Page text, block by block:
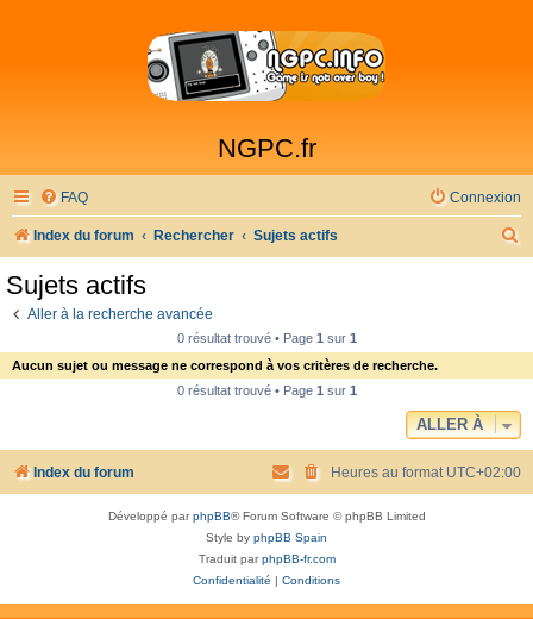
NGPC.fr
FAQ Connexion
Index du forum Rechercher Sujets actifs
h
Sujets actifs
Aller à la recherche avancée
0 résultat trouvé • Page 1sur 1
Aucun sujet ou message ne correspond à vos critères de recherche.
0 résultat trouvé • Page 1sur 1
ALLER À
Index du forum Heures au format UTC+02:00
Développé parphpBB® Forum Software © phpBB Limited
Style by phpBB Spain
Traduit parphpBB-fr.com
Confidentialité
Conditions